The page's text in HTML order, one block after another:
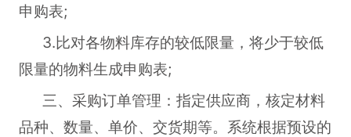
申购表;
3.比对各物料库存的较低限量，将少于较低
限量的物料生成申购表;
三、采购订单管理：指定供应商，核定材料
品种、数量、单价、交货期等。系统根据预设的